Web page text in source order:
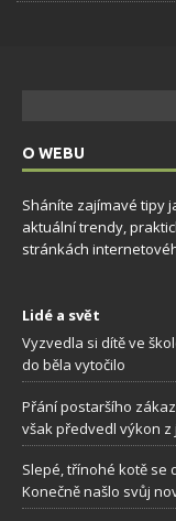
O WEBU
Sháníte zajímavé tipy
aktuální trendy,
stránkách
Lidé a svět
Vyzvedla si dítě ve
do běla vytočilo
Přání postaršího
však předvedl výkon z
Slepé, třínohé kotě se
Konečně našlo svůj